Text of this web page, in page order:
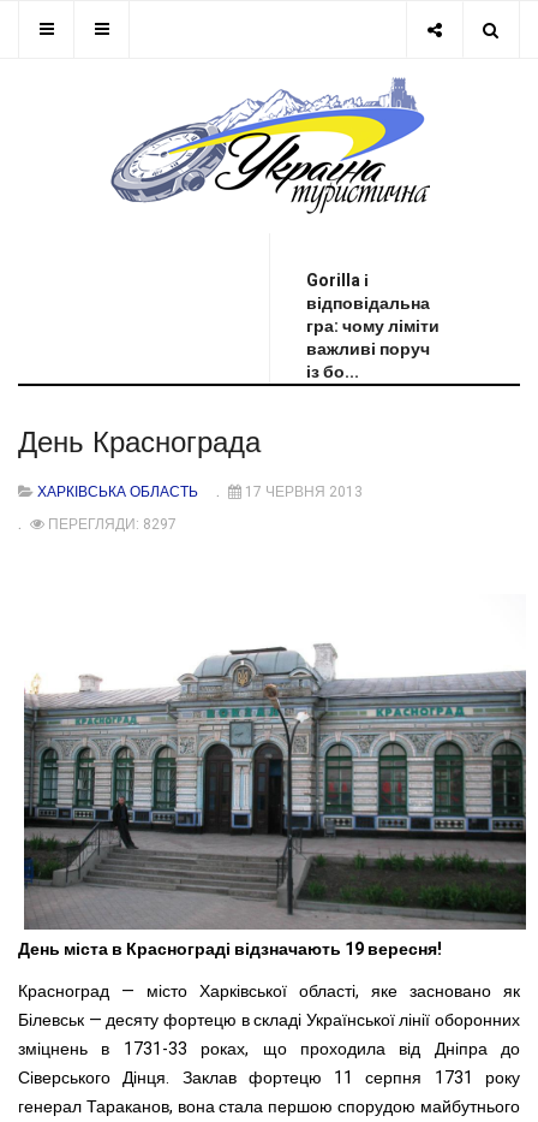
Gorilla і
відповідальна
гра: чому ліміти
важливі поруч
із бо...
День Краснограда
ХАРКІВСЬКА ОБЛАСТЬ
17 ЧЕРВНЯ 2013
ПЕРЕГЛЯДИ: 8297
День міста в Краснограді відзначають 19 вересня!
Красноград — місто Харківської області, яке засновано як
Білевськ — десяту фортецю в складі Української лінії оборонних
зміцнень в 1731-33 роках, що проходила від Дніпра до
Сіверського Дінця. Заклав фортецю 11 серпня 1731 року
генерал Тараканов, вона стала першою спорудою майбутнього